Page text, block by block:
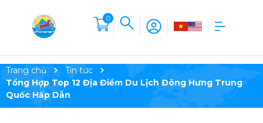
0
Trang chủ
Tin tức
Tổng Hợp Top 12 Địa Điểm Du Lịch Đông Hưng Trung
Quốc Hấp Dẫn